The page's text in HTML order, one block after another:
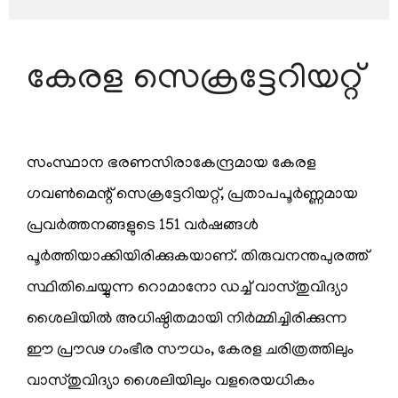
എംപ്ലോയീസ്
വിവരങ്ങൾ
സര്‍ക്കാര്‍
ഉത്തരവുകള്‍
സര്‍ക്കാര്‍
ഓണ്‍ലൈന്‍
ഗസ്റ്റ്
കേരള സെക്രട്ടേറിയറ്റ്
സംസ്ഥാന ഭരണസിരാകേന്ദ്രമായ കേരള
ഗവണ്‍മെന്റ് സെക്രട്ടേറിയറ്റ്, പ്രതാപപൂര്‍ണ്ണമായ
പ്രവര്‍ത്തനങ്ങളുടെ 151 വര്‍ഷങ്ങള്‍
പൂര്‍ത്തിയാക്കിയിരിക്കുകയാണ്. തിരുവനന്തപുരത്ത്
സ്ഥിതിചെയ്യുന്ന റൊമാനോ ഡച്ച് വാസ്തുവിദ്യാ
ശൈലിയില്‍ അധിഷ്ഠിതമായി നിര്‍മ്മിച്ചിരിക്കുന്ന
ഈ പ്രൗഢ ഗംഭീര സൗധം, കേരള ചരിത്രത്തിലും
വാസ്തുവിദ്യാ ശൈലിയിലും വളരെയധികം